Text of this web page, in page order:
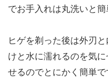
でお手入れは丸洗いと簡
ヒゲを剃った後は外刃
けと水に濡れるのを気
せるのでとにかく簡単